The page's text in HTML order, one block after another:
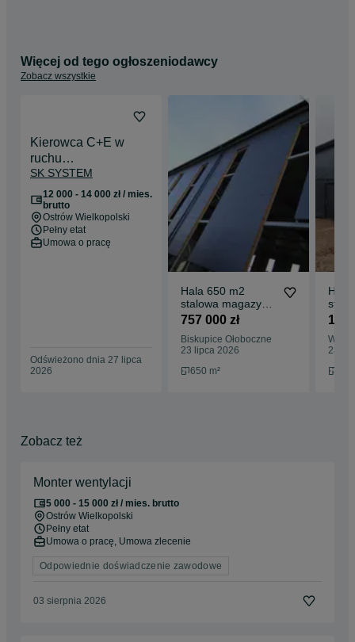
Więcej od tego ogłoszeniodawcy
Zobacz wszystkie
Kierowca C+E w
ruchu
międzynarodowym
SK SYSTEM
12 000 - 14 000 zł / mies.
brutto
Ostrów Wielkopolski
Pełny etat
Umowa o pracę
Odświeżono dnia 27 lipca
2026
Hala 650 m2
stalowa magazyn
warsztat płyta
SYSTEM
757 000 zł
Biskupice Ołoboczne
23 lipca 2026
650 m²
Hala
159
23
Zobacz też
Monter wentylacji
5 000 - 15 000 zł / mies. brutto
Ostrów Wielkopolski
Pełny etat
Umowa o pracę, Umowa zlecenie
Odpowiednie doświadczenie zawodowe
03 sierpnia 2026